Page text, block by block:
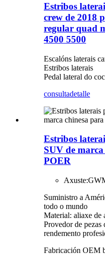
Estribos
crew de 2018
regular quad
4500 5500
Escalóns laterais
Estribos laterais
Pedal lateral do
consultadetalle
Estribos
SUV de
POER
Axuste:
Suministro a
todo o mundo
Material: aliaxe de
Provedor de pezas
rendemento
Fabricación OEM